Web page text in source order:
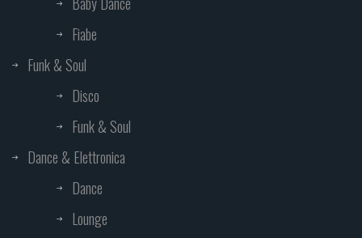
Fiabe
Funk & Soul
Disco
Funk & Soul
Dance & Elettronica
Dance
Lounge